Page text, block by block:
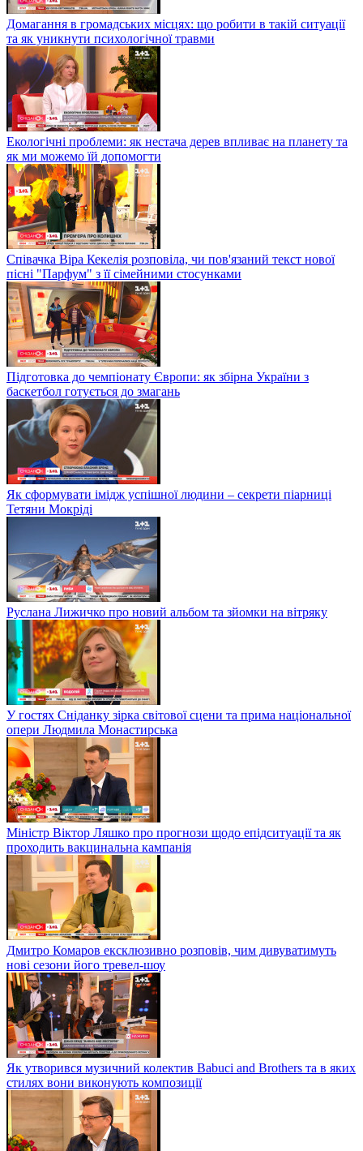
Домагання в громадських місцях: що робити в такій ситуації
та як уникнути психологічної травми
Екологічні проблеми: як нестача дерев впливає на планету та
як ми можемо їй допомогти
Співачка Віра Кекелія розповіла, чи пов'язаний текст нової
пісні "Парфум" з її сімейними стосунками
Підготовка до чемпіонату Європи: як збірна України з
баскетбол готується до змагань
Як сформувати імідж успішної людини – секрети піарниці
Тетяни Мокріді
Руслана Лижичко про новий альбом та зйомки на вітряку
У гостях Сніданку зірка світової сцени та прима національної
опери Людмила Монастирська
Міністр Віктор Ляшко про прогнози щодо епідситуації та як
проходить вакцинальна кампанія
Дмитро Комаров ексклюзивно розповів, чим дивуватимуть
нові сезони його тревел-шоу
Як утворився музичний колектив Babuci and Brothers та в яких
стилях вони виконують композиції